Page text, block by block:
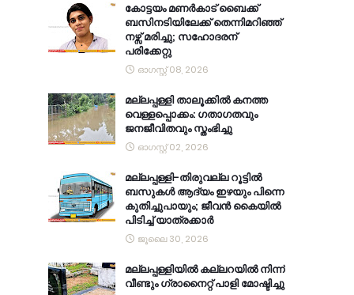
കോട്ടയം മണർകാട് ബൈക്ക്
ബസിനടിയിലേക്ക് തെന്നിമറിഞ്ഞ്
നഴ്സ് മരിച്ചു; സഹോദരന്
പരിക്കേറ്റു
ഓഗസ്റ്റ് 08, 2026
മല്ലപ്പള്ളി താലൂക്കിൽ കനത്ത
വെള്ളപ്പൊക്കം: ഗതാഗതവും
ജനജീവിതവും സ്തംഭിച്ചു
ഓഗസ്റ്റ് 02, 2026
മല്ലപ്പള്ളി-തിരുവല്ല റൂട്ടിൽ
ബസുകൾ ആദ്യം ഇഴയും പിന്നെ
കുതിച്ചുപായും; ജീവൻ കൈയിൽ
പിടിച്ച് യാത്രക്കാർ
ജൂലൈ 30, 2026
മല്ലപ്പള്ളിയിൽ കല്ലറയിൽ നിന്ന്
വീണ്ടും ഗ്രാനൈറ്റ് പാളി മോഷ്ടിച്ചു